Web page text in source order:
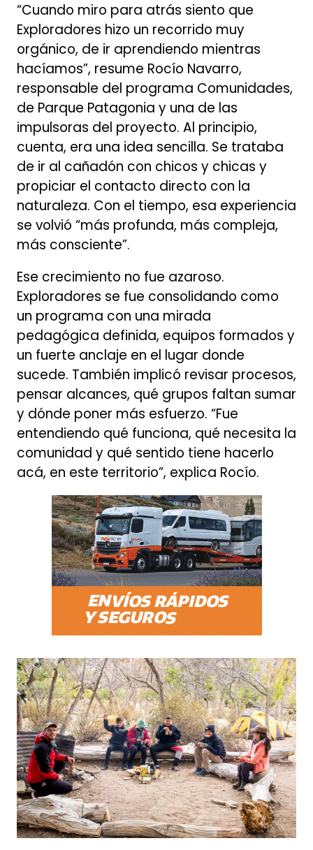
“Cuando miro para atrás siento que
Exploradores hizo un recorrido muy
orgánico, de ir aprendiendo mientras
hacíamos”, resume Rocío Navarro,
responsable del programa Comunidades,
de Parque Patagonia y una de las
impulsoras del proyecto. Al principio,
cuenta, era una idea sencilla. Se trataba
de ir al cañadón con chicos y chicas y
propiciar el contacto directo con la
naturaleza. Con el tiempo, esa experiencia
se volvió “más profunda, más compleja,
más consciente”.
Ese crecimiento no fue azaroso.
Exploradores se fue consolidando como
un programa con una mirada
pedagógica definida, equipos formados y
un fuerte anclaje en el lugar donde
sucede. También implicó revisar procesos,
pensar alcances, qué grupos faltan sumar
y dónde poner más esfuerzo. “Fue
entendiendo qué funciona, qué necesita la
comunidad y qué sentido tiene hacerlo
acá, en este territorio”, explica Rocío.